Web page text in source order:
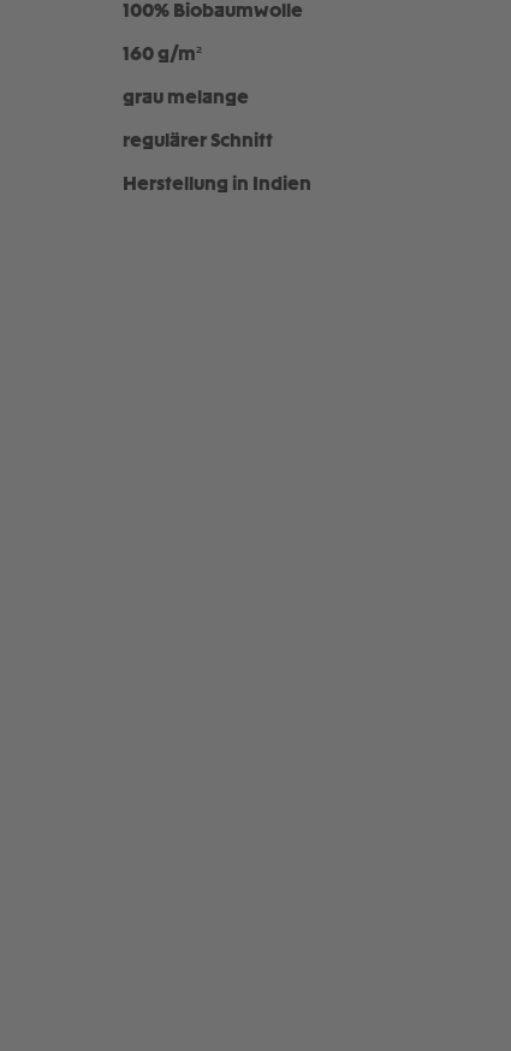
100% Biobaumwolle
160 g/m²
grau melange
regulärer Schnitt
Herstellung in Indien